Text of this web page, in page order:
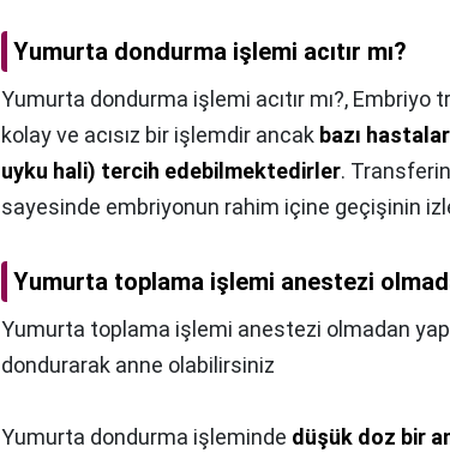
Yumurta dondurma işlemi acıtır mı?
Yumurta dondurma işlemi acıtır mı?, Embriyo
kolay ve acısız bir işlemdir ancak bazı
uyku hali) tercih edebilmektedirler.
sayesinde embriyonun rahim içine geçişinin
Yumurta toplama işlemi anestezi
Yumurta toplama işlemi anestezi olmadan
dondurarak anne olabilirsiniz
Yumurta dondurma işleminde düşük doz bir